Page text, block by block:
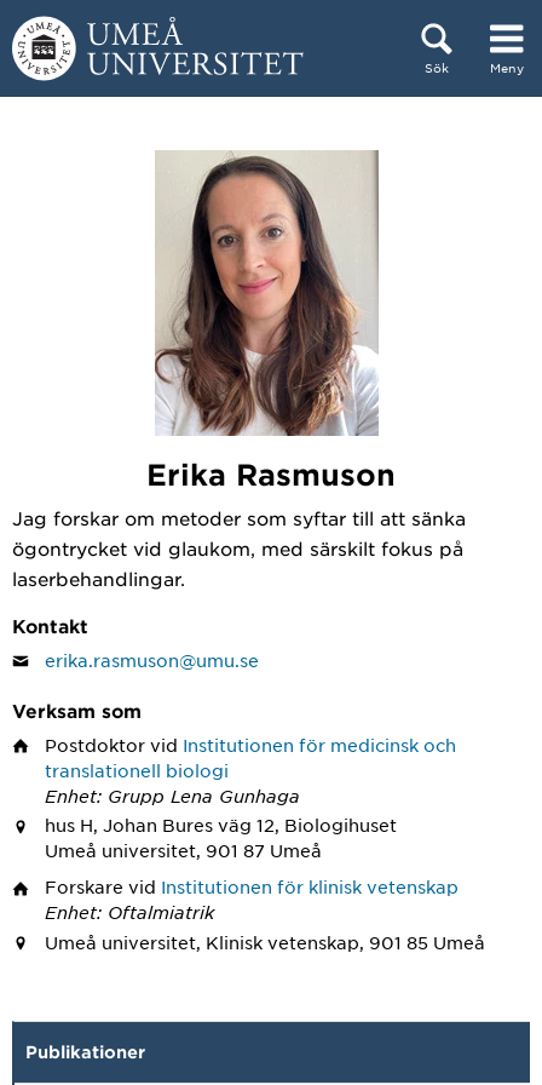
Hoppa direkt till innehållet
Sök Meny
Erika Rasmuson
Jag forskar om metoder som syftar till att sänka
ögontrycket vid glaukom, med särskilt fokus på
laserbehandlingar.
Kontakt
erika.rasmuson@umu.se
Verksam som
Postdoktor vid Institutionen för medicinsk och
translationell biologi
Enhet: Grupp Lena Gunhaga
hus H, Johan Bures väg 12, Biologihuset
Umeå universitet, 901 87 Umeå
Forskare vid Institutionen för klinisk vetenskap
Enhet: Oftalmiatrik
Umeå universitet, Klinisk vetenskap, 901 85 Umeå
Publikationer